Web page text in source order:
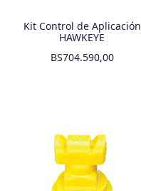
Kit Control de Aplicación
HAWKEYE
BS704.590,00